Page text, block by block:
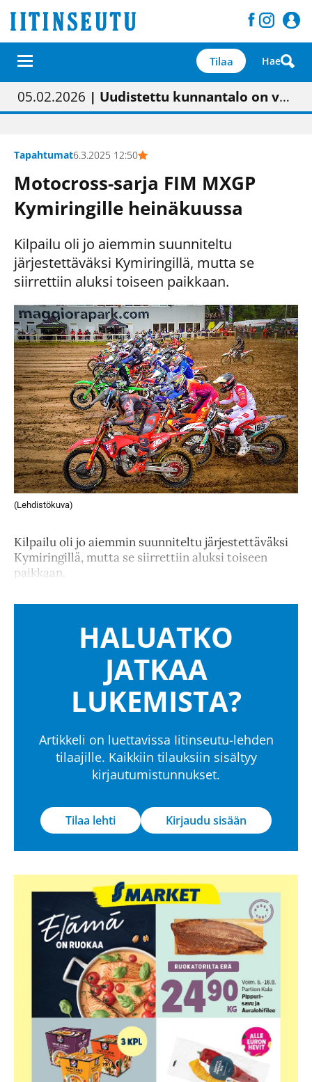
Tilaa Hae
01.02.2026 | Painon vaihtumisen pitäisi näkyä hieman parempana painojäljen laatuna lehdessä
05.02.2026 | Uudistettu kunnantalo on valoisa
23.04.2026 | “Olemme käynnistämässä uudelleen keskustavisiotyön”
09.05.2026| "Maalla on totuttu elämään omavaraisemmin kuin kaupungissa"
Tapahtumat6.3.2025 12:50
Motocross-sarja FIM MXGP
Kymiringille heinäkuussa
Kilpailu oli jo aiemmin suunniteltu
järjestettäväksi Kymiringillä, mutta se
siirrettiin aluksi toiseen paikkaan.
(Lehdistökuva)
Kilpailu oli jo aiemmin suunniteltu järjestettäväksi
Kymiringillä, mutta se siirrettiin aluksi toiseen
paikkaan.
HALUATKO
JATKAA
LUKEMISTA?
Artikkeli on luettavissa Iitinseutu-lehden
tilaajille. Kaikkiin tilauksiin sisältyy
kirjautumistunnukset.
Tilaa lehti Kirjaudu sisään